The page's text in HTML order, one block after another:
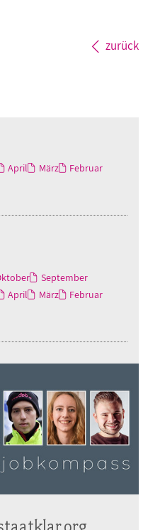
zurück
April März
Februar
September
April März
Februar